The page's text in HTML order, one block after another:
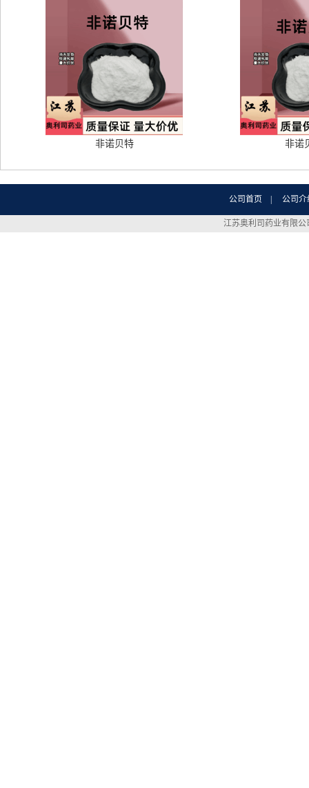
非诺贝特 非诺
公司首页 公司介
江苏奥利司药业有限公